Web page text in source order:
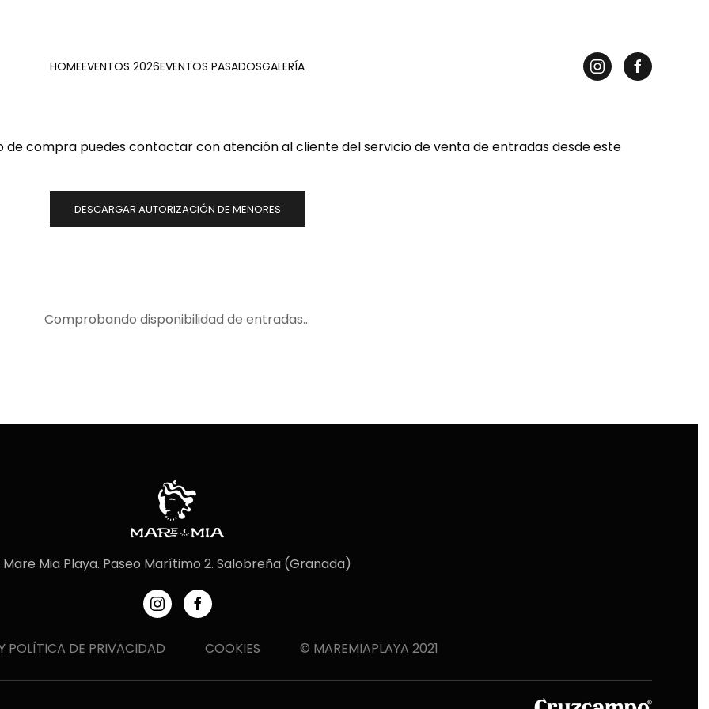
HOMEEVENTOS 2026EVENTOS PASADOSGALERÍA
de compra puedes contactar con atención al cliente del servicio de venta de entradas desde este
DESCARGAR AUTORIZACIÓN DE MENORES
Comprobando disponibilidad de entradas…
Mare Mia Playa. Paseo Marítimo 2. Salobreña (Granada)
POLÍTICA DE PRIVACIDAD COOKIES © MAREMIAPLAYA 2021